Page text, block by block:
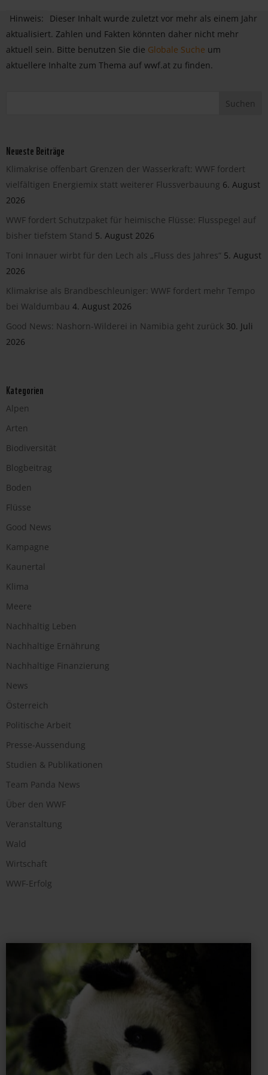
Hinweis:
Dieser Inhalt wurde zuletzt vor mehr als einem Jahr
aktualisiert. Zahlen und Fakten könnten daher nicht mehr
aktuell sein. Bitte benutzen Sie die Globale Suche um
aktuellere Inhalte zum Thema auf wwf.at zu finden.
Neueste Beiträge
Klimakrise offenbart Grenzen der Wasserkraft: WWF fordert
vielfältigen Energiemix statt weiterer Flussverbauung 6. August
2026
WWF fordert Schutzpaket für heimische Flüsse: Flusspegel auf
bisher tiefstem Stand 5. August 2026
Toni Innauer wirbt für den Lech als „Fluss des Jahres“ 5. August
2026
Klimakrise als Brandbeschleuniger: WWF fordert mehr Tempo
bei Waldumbau 4. August 2026
Good News: Nashorn-Wilderei in Namibia geht zurück 30. Juli
2026
Kategorien
Alpen
Arten
Biodiversität
Blogbeitrag
Boden
Flüsse
Good News
Kampagne
Kaunertal
Klima
Meere
Nachhaltig Leben
Nachhaltige Ernährung
Nachhaltige Finanzierung
News
Österreich
Politische Arbeit
Presse-Aussendung
Studien & Publikationen
Team Panda News
Über den WWF
Veranstaltung
Wald
Wirtschaft
WWF-Erfolg